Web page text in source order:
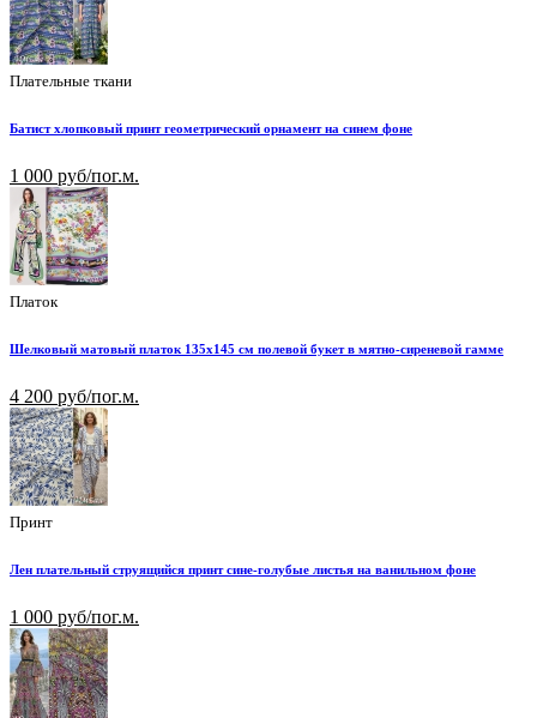
Плательные ткани
Батист хлопковый принт геометрический орнамент на синем фоне
1 000 руб/пог.м.
Платок
Шелковый матовый платок 135х145 см полевой букет в мятно-сиреневой гамме
4 200 руб/пог.м.
Принт
Лен плательный струящийся принт сине-голубые листья на ванильном фоне
1 000 руб/пог.м.